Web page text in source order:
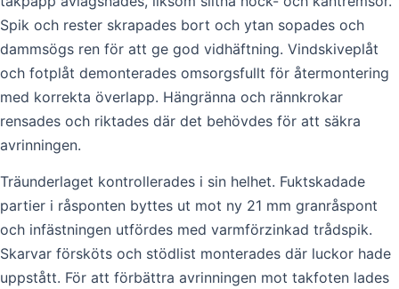
Spik och rester skrapades bort och ytan sopades och
dammsögs ren för att ge god vidhäftning. Vindskiveplåt
och fotplåt demonterades omsorgsfullt för återmontering
med korrekta överlapp. Hängränna och rännkrokar
rensades och riktades där det behövdes för att säkra
avrinningen.
Träunderlaget kontrollerades i sin helhet. Fuktskadade
partier i råsponten byttes ut mot ny 21 mm granråspont
och infästningen utfördes med varmförzinkad trådspik.
Skarvar försköts och stödlist monterades där luckor hade
uppstått. För att förbättra avrinningen mot takfoten lades